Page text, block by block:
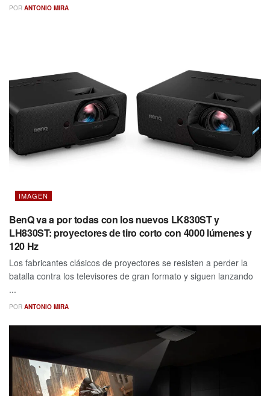
POR ANTONIO MIRA
IMAGEN
BenQ va a por todas con los nuevos LK830ST y
LH830ST: proyectores de tiro corto con 4000 lúmenes y
120 Hz
Los fabricantes clásicos de proyectores se resisten a perder la
batalla contra los televisores de gran formato y siguen lanzando
...
POR ANTONIO MIRA